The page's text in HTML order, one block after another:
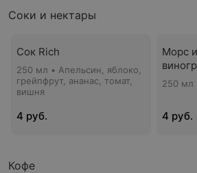
Соки и нектары
Сок Rich
250 мл • Апельсин, яблоко,
грейпфрут, ананас, томат,
вишня
4 руб.
Морс
250 мл
4 руб.
Кофе